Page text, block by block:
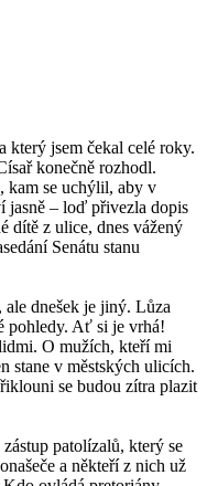
který jsem čekal celé roky.
konečně rozhodl.
kam se uchýlil, aby v
jasně – loď přivezla dopis
dítě z ulice, dnes vážený
Senátu stanu
dnešek je jiný. Lůza
pohledy. Ať si je vrhá!
O mužích, kteří mi
stane v městských ulicích.
se budou zítra plazit
patolízalů, který se
a někteří z nich už